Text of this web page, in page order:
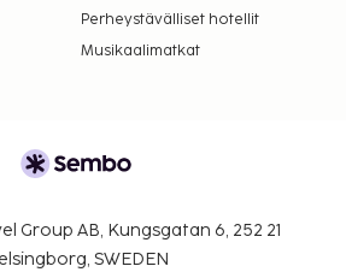
Perheystävälliset hotellit
Musikaalimatkat
Group AB, Kungsgatan 6, 252 21
SWEDEN